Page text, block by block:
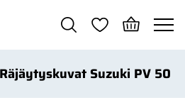
Räjäytyskuvat Suzuki PV 50